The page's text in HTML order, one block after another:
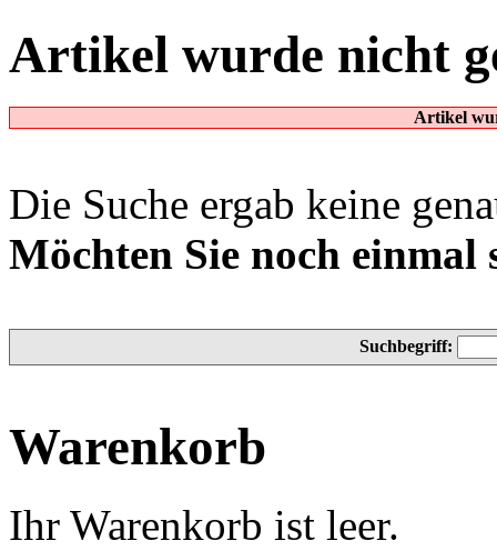
Artikel wurde nicht
Artikel
Die Suche ergab keine
Möchten Sie noch einmal
Suchbegriff:
Warenkorb
Ihr Warenkorb ist leer.